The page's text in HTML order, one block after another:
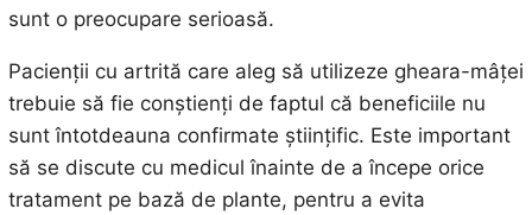
sunt o preocupare serioasă.
Pacienții cu artrită care aleg să utilizeze gheara-mâței
trebuie să fie conștienți de faptul că beneficiile nu
sunt întotdeauna confirmate științific. Este important
să se discute cu medicul înainte de a începe orice
tratament pe bază de plante, pentru a evita